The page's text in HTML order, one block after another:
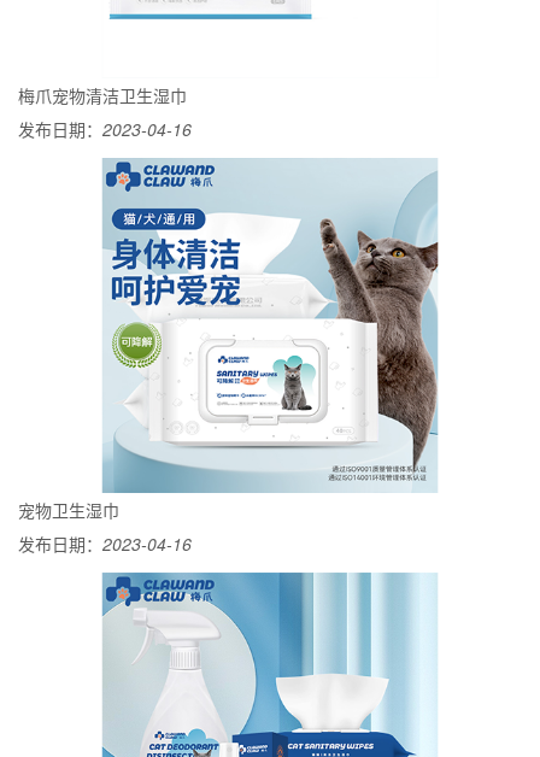
梅爪宠物清洁卫生湿巾
发布日期： 2023-04-16
宠物卫生湿巾
发布日期： 2023-04-16